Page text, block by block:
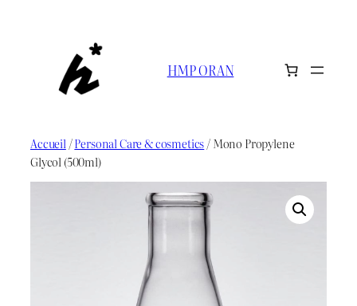
HMP ORAN
Accueil /Personal Care & cosmetics/ Mono Propylene
Glycol (500ml)